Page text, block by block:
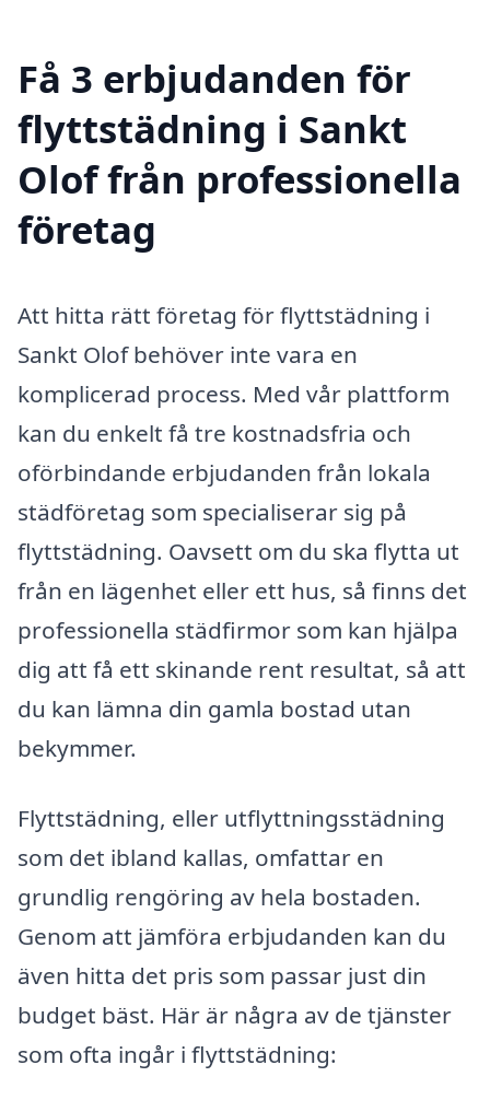
Få 3 erbjudanden för
flyttstädning i Sankt
Olof från professionella
företag
Att hitta rätt företag för flyttstädning i
Sankt Olof behöver inte vara en
komplicerad process. Med vår plattform
kan du enkelt få tre kostnadsfria och
oförbindande erbjudanden från lokala
städföretag som specialiserar sig på
flyttstädning. Oavsett om du ska flytta ut
från en lägenhet eller ett hus, så finns det
professionella städfirmor som kan hjälpa
dig att få ett skinande rent resultat, så att
du kan lämna din gamla bostad utan
bekymmer.
Flyttstädning, eller utflyttningsstädning
som det ibland kallas, omfattar en
grundlig rengöring av hela bostaden.
Genom att jämföra erbjudanden kan du
även hitta det pris som passar just din
budget bäst. Här är några av de tjänster
som ofta ingår i flyttstädning: